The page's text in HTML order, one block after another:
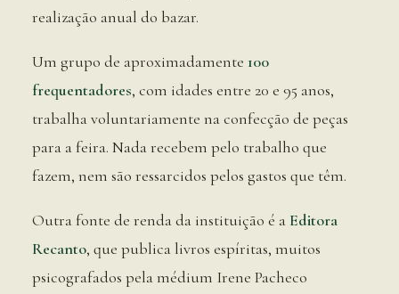
realização anual do bazar.
Um grupo de aproximadamente 100
frequentadores, com idades entre 20 e 95 anos,
trabalha voluntariamente na confecção de peças
para a feira. Nada recebem pelo trabalho que
fazem, nem são ressarcidos pelos gastos que têm.
Outra fonte de renda da instituição é a Editora
Recanto, que publica livros espíritas, muitos
psicografados pela médium Irene Pacheco